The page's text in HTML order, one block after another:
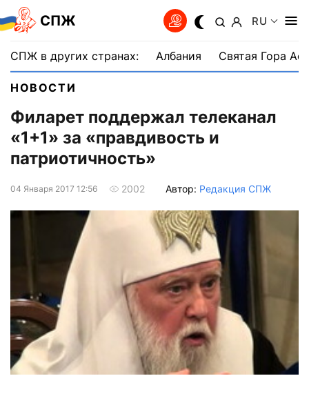
СПЖ RU
СПЖ в других странах: Албания Святая Гора
НОВОСТИ
Филарет поддержал телеканал
«1+1» за «правдивость и
патриотичность»
04 Января 2017 12:56 2002 Автор: Редакция СПЖ